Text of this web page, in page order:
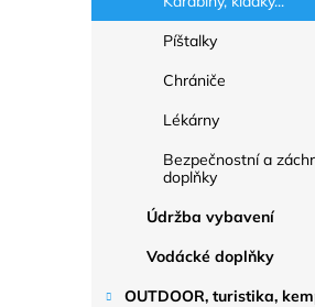
Píštalky
Chrániče
Lékárny
Bezpečnostní a
doplňky
Údržba vybavení
Vodácké doplňky
OUTDOOR, turistika,